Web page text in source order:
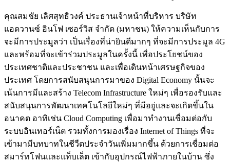
คุณสมชัย เลิศสุทธิวงค์ ประธานเจ้าหน้าที่บริหาร บริษัท
แอดวานซ์ อินโฟ เซอร์วิส จำกัด (มหาชน) ให้ความเห็นกับการ
จะมีการประมูลว่า เป็นเรื่องที่น่ายินดีมากๆ ที่จะมีการประมูล 4G
และพร้อมที่จะเข้าร่วมประมูลในครั้งนี้ เพื่อประโยชน์ของ
ประเทศชาติและประชาชน และเพื่อเดินหน้าเศรษฐกิจของ
ประเทศ โดยการสนับสนุนการมาของ Digital Economy นั้นจะ
เน้นการมีและสร้าง Telecom Infrastructure ใหม่ๆ เพื่อรองรับและ
สนับสนุนการพัฒนาเทคโนโลยีใหม่ๆ ที่มีอยู่และจะเกิดขึ้นใน
อนาคต อาทิเช่น Cloud Computing เพื่อมาทำงานเชื่อมต่อกับ
ระบบอินเทอร์เน็ต รวมทั้งการมองเรื่อง Internet of Things ที่จะ
เข้ามามีบทบาทในชีวืตประจำวันเพิ่มมากขึ้น ด้วยการเชื่อมต่อ
สมาร์ทโฟนและแท็บเล็ต เข้ากับอุปกรณ์ไฟฟ้าภายในบ้าน ซึ่ง